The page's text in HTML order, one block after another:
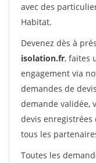
avec des
Habitat.
Devenez dès à
isolation.fr, faites
engagement via
demandes de
demande validée,
devis
tous les
Toutes les